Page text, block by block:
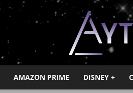
AMAZON PRIME DISNEY +